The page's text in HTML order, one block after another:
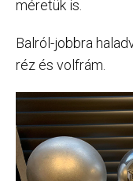
méretük is.
Balról-jobbra
réz és volfrám.